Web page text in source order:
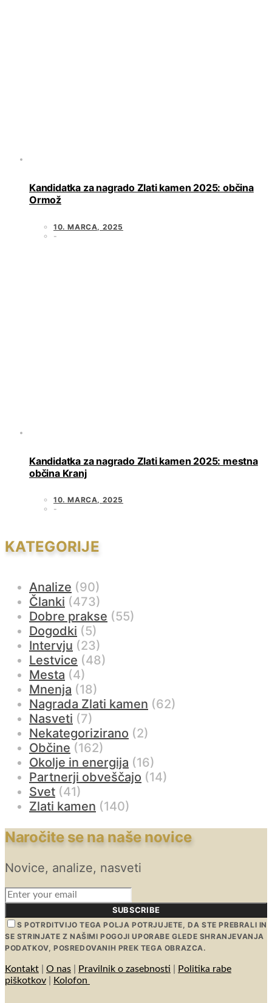
Kandidatka za nagrado Zlati kamen 2025: občina
Ormož
10. MARCA, 2025
Kandidatka za nagrado Zlati kamen 2025: mestna
občina Kranj
10. MARCA, 2025
KATEGORIJE
Analize (90)
Članki (473)
Dobre prakse (55)
Dogodki (5)
Intervju (23)
Lestvice (48)
Mesta (4)
Mnenja (18)
Nagrada Zlati kamen (62)
Nasveti (7)
Nekategorizirano (2)
Občine (162)
Okolje in energija (16)
Partnerji obveščajo (14)
Svet (41)
Zlati kamen (140)
Naročite se na naše novice
Novice, analize, nasveti
SUBSCRIBE
S POTRDITVIJO TEGA POLJA POTRJUJETE, DA STE PREBRALI IN
SE STRINJATE Z NAŠIMI POGOJI UPORABE GLEDE SHRANJEVANJA
PODATKOV, POSREDOVANIH PREK TEGA OBRAZCA.
Kontakt O nas Pravilnik o zasebnosti
Politika rabe
piškotkov
Kolofon